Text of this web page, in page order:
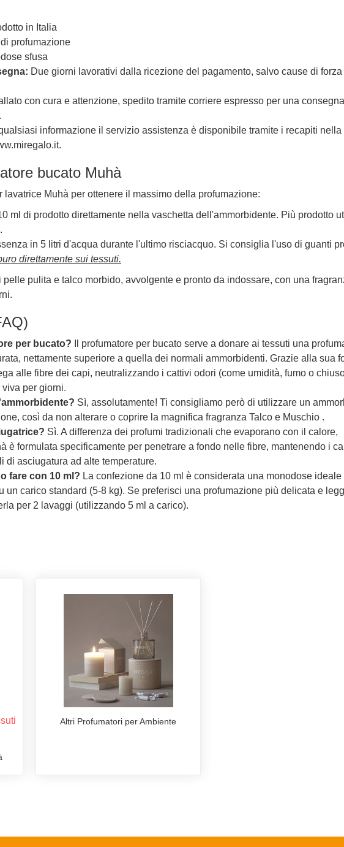
in Italia
profumazione
sfusa
Due giorni lavorativi dalla ricezione del pagamento, salvo cause di forza
con cura e attenzione, spedito tramite corriere espresso per una consegna
informazione il servizio assistenza è disponibile tramite i recapiti nella
bucato Muhà
lavatrice Muhà per ottenere il massimo della profumazione:
ml di prodotto direttamente nella vaschetta dell'ammorbidente. Più prodotto
in 5 litri d'acqua durante l'ultimo risciacquo. Si consiglia l'uso di guanti
direttamente sui tessuti.
pelle pulita e talco morbido, avvolgente e pronto da indossare, con una
per bucato? Il profumatore per bucato serve a donare ai tessuti una
nettamente superiore a quella dei normali ammorbidenti. Grazie alla sua
alle fibre dei capi, neutralizzando i cattivi odori (come umidità, fumo o
per giorni.
Sì, assolutamente! Ti consigliamo però di utilizzare un
così da non alterare o coprire la magnifica fragranza Talco e Muschio .
Sì. A differenza dei profumi tradizionali che evaporano con il calore,
è formulata specificamente per penetrare a fondo nelle fibre, mantenendo i
di asciugatura ad alte temperature.
fare con 10 ml? La confezione da 10 ml è considerata una monodose ideale
un carico standard (5-8 kg). Se preferisci una profumazione più delicata e
per 2 lavaggi (utilizzando 5 ml a carico).
Altri Profumatori per Ambiente